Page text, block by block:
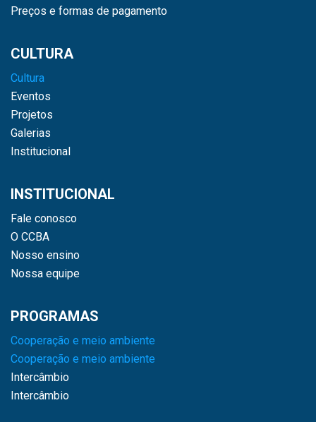
Preços e formas de pagamento
CULTURA
Cultura
Eventos
Projetos
Galerias
Institucional
INSTITUCIONAL
Fale conosco
O CCBA
Nosso ensino
Nossa equipe
PROGRAMAS
Cooperação e meio ambiente
Cooperação e meio ambiente
Intercâmbio
Intercâmbio